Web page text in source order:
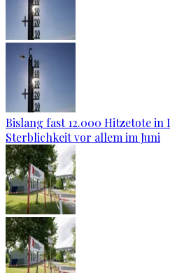
Bislang fast 12.000 Hitzetote in
Sterblichkeit vor allem im Juni